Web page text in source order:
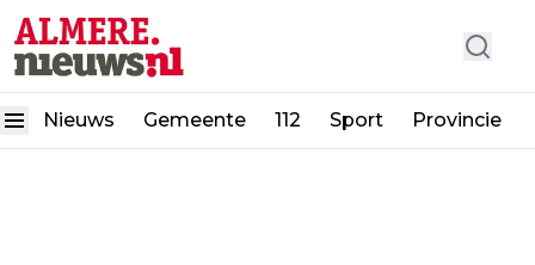
Nieuws Gemeente 112 Sport Provincie